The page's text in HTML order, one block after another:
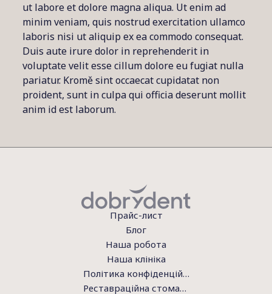
ut labore et dolore magna aliqua. Ut enim ad
minim veniam, quis nostrud exercitation ullamco
laboris nisi ut aliquip ex ea commodo consequat.
Duis aute irure dolor in reprehenderit in
voluptate velit esse cillum dolore eu fugiat nulla
pariatur. Kromě sint occaecat cupidatat non
proident, sunt in culpa qui officia deserunt mollit
anim id est laborum.
Прайс-лист
Блог
Наша робота
Наша клініка
Політика конфіденційності
Реставраційна стоматологія